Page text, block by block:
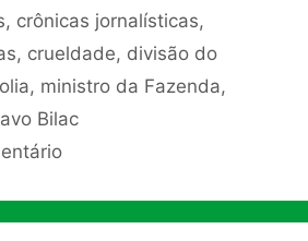
, crônicas jornalísticas,
, crueldade, divisão do
, ministro da Fazenda,
Bilac